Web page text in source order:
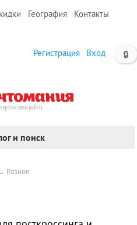
География
Контакты
🔒
Регистрация Вход
и поиск
Разное